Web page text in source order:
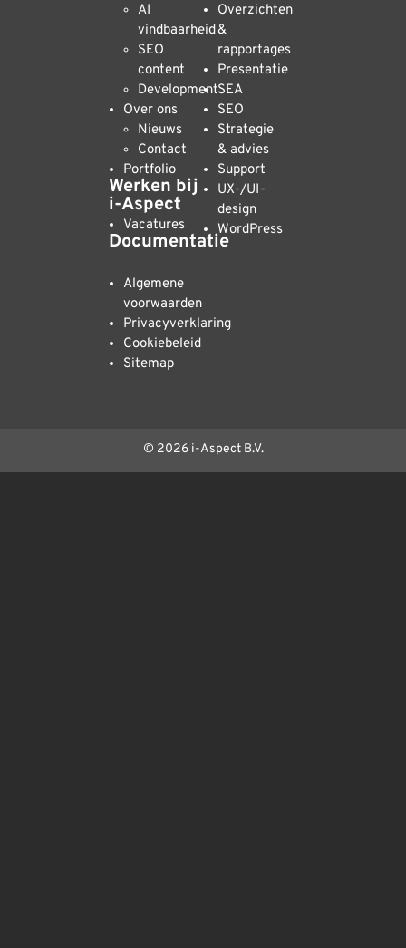
AI
vindbaarheid
SEO
content
Development
Over ons
Nieuws
Contact
Portfolio
Werken bij
i-Aspect
Vacatures
Documentatie
Algemene
voorwaarden
Privacyverklaring
Cookiebeleid
Sitemap
Overzichten
&
rapportages
Presentatie
SEA
SEO
Strategie
& advies
Support
UX-/UI-
design
WordPress
© 2026 i-Aspect B.V.